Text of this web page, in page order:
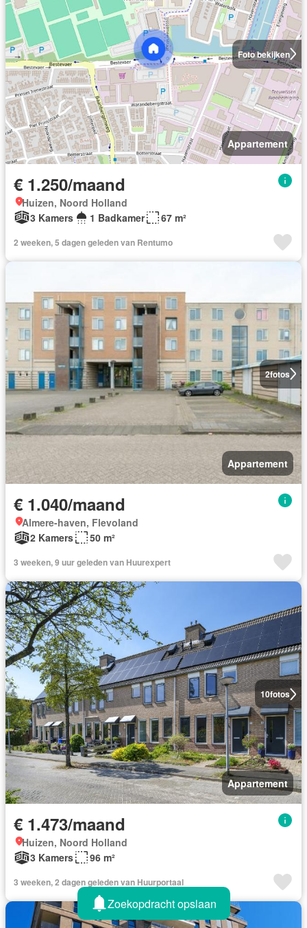
Foto bekijken
Appartement
€ 1.250/maand
Huizen, Noord Holland
3 Kamers
1 Badkamer 67 m²
2 weeken, 5 dagen geleden van Rentumo
2fotos
Appartement
€ 1.040/maand
Almere-haven, Flevoland
2 Kamers
50 m²
3 weeken, 9 uur geleden van Huurexpert
10fotos
Appartement
€ 1.473/maand
Huizen, Noord Holland
3 Kamers
96 m²
3 weeken, 2 dagen geleden van Huurportaal
Zoekopdracht opslaan